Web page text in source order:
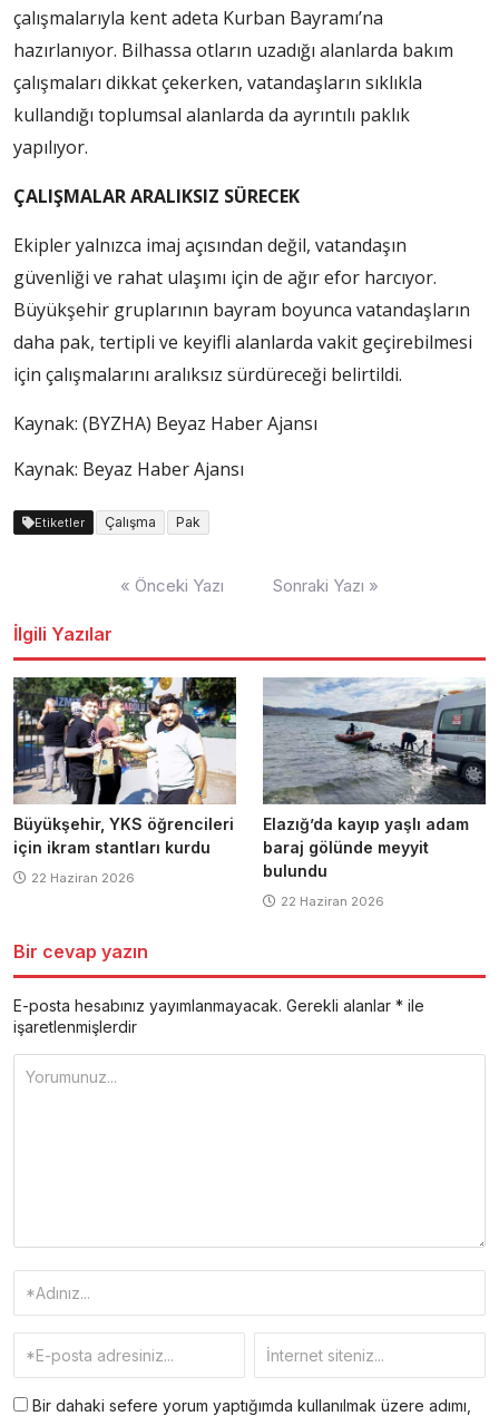
çalışmalarıyla kent adeta Kurban Bayramı’na
hazırlanıyor. Bilhassa otların uzadığı alanlarda bakım
çalışmaları dikkat çekerken, vatandaşların sıklıkla
kullandığı toplumsal alanlarda da ayrıntılı paklık
yapılıyor.
ÇALIŞMALAR ARALIKSIZ SÜRECEK
Ekipler yalnızca imaj açısından değil, vatandaşın
güvenliği ve rahat ulaşımı için de ağır efor harcıyor.
Büyükşehir gruplarının bayram boyunca vatandaşların
daha pak, tertipli ve keyifli alanlarda vakit geçirebilmesi
için çalışmalarını aralıksız sürdüreceği belirtildi.
Kaynak: (BYZHA) Beyaz Haber Ajansı
Kaynak: Beyaz Haber Ajansı
Etiketler Çalışma Pak
« Önceki Yazı Sonraki Yazı »
İlgili Yazılar
Büyükşehir, YKS öğrencileri
için ikram stantları kurdu
22 Haziran 2026
Elazığ’da kayıp yaşlı adam
baraj gölünde meyyit
bulundu
22 Haziran 2026
Bir cevap yazın
E-posta hesabınız yayımlanmayacak. Gerekli alanlar * ile
işaretlenmişlerdir
Bir dahaki sefere yorum yaptığımda kullanılmak üzere adımı,